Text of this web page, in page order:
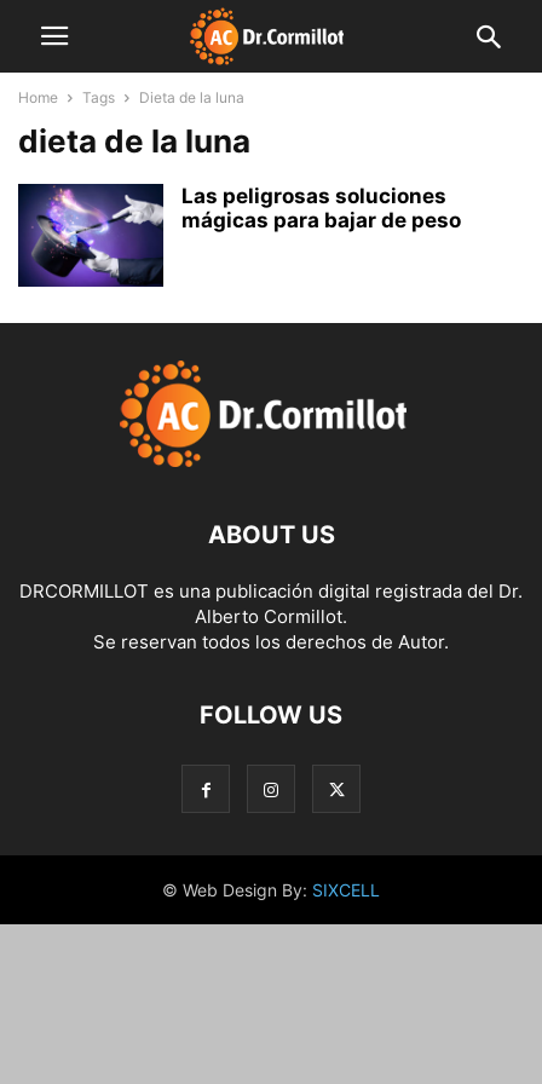
Home Tags Dieta de la luna
dieta de la luna
Las peligrosas soluciones
mágicas para bajar de peso
ABOUT US
DRCORMILLOT es una publicación digital registrada del Dr.
Alberto Cormillot.
Se reservan todos los derechos de Autor.
FOLLOW US
© Web Design By: SIXCELL